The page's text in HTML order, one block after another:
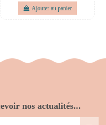
Ajouter au panier
nos actualités...